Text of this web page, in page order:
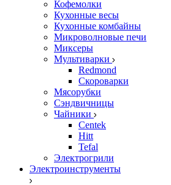
Кофемолки
Кухонные весы
Кухонные комбайны
Микроволновые печи
Миксеры
Мультиварки
Redmond
Скороварки
Мясорубки
Сэндвичницы
Чайники
Centek
Hitt
Tefal
Электрогрили
Электроинструменты